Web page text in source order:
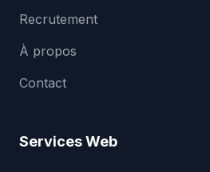
Recrutement
À propos
Contact
Services Web